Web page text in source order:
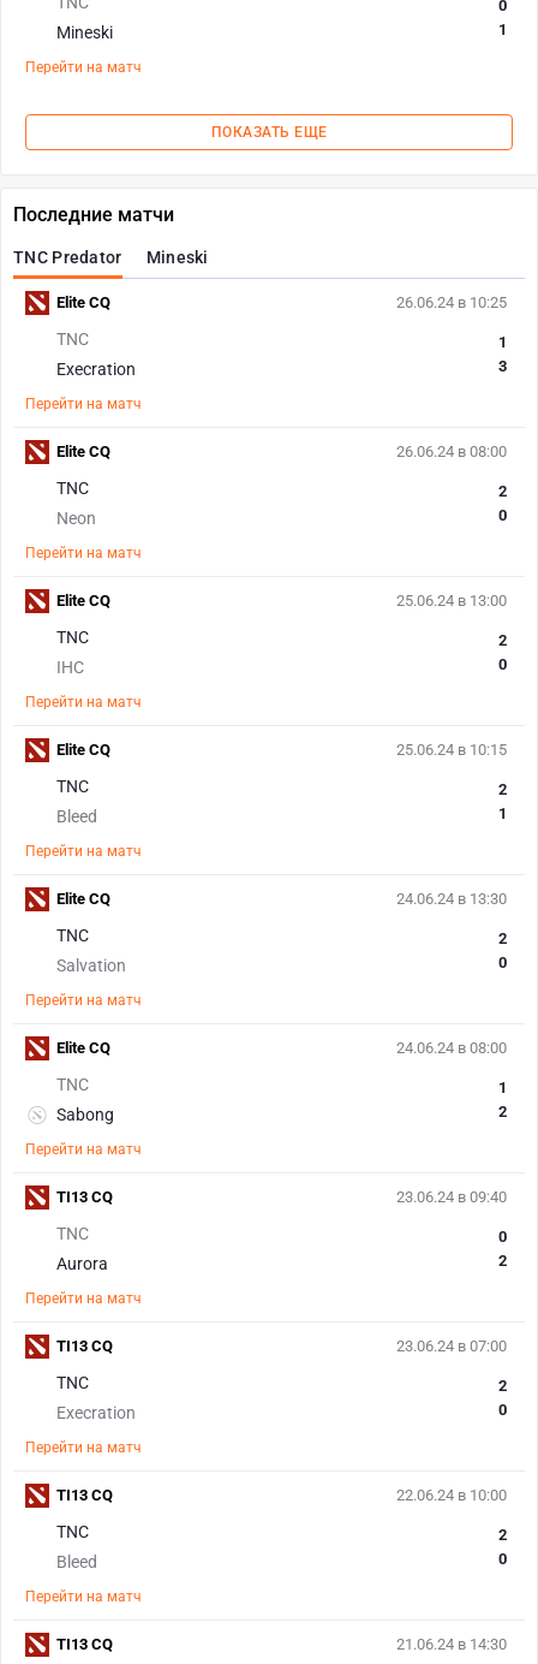
Mineski
0
1
Перейти на матч
ПОКАЗАТЬ ЕЩЕ
Последние матчи
TNC Predator Mineski
26.06.24 в 10:25
TNC
Execration
1
3
Перейти на матч
Elite CQ
26.06.24 в 08:00
TNC
Neon
2
0
Перейти на матч
Elite CQ
25.06.24 в 13:00
TNC
IHC
2
0
Перейти на матч
Elite CQ
25.06.24 в 10:15
TNC
Bleed
2
1
Перейти на матч
Elite CQ
24.06.24 в 13:30
TNC
Salvation
2
0
Перейти на матч
Elite CQ
24.06.24 в 08:00
TNC
Sabong
1
2
Перейти на матч
Elite CQ
23.06.24 в 09:40
TNC
Aurora
0
2
Перейти на матч
TI13 CQ
23.06.24 в 07:00
TNC
Execration
2
0
Перейти на матч
TI13 CQ
22.06.24 в 10:00
TNC
Bleed
2
0
Перейти на матч
TI13 CQ
21.06.24 в 14:30
TI13 CQ